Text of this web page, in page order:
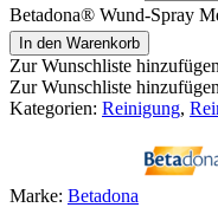
Betadona® Wund-Spray
In den Warenkorb
Zur Wunschliste hinzufügen
Zur Wunschliste hinzufügen
Kategorien: Reinigung,
Marke: Betadona